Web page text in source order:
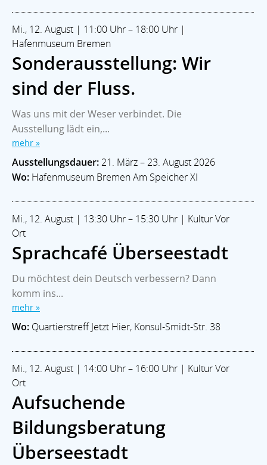
Mi., 12. August | 11:00 Uhr – 18:00 Uhr |
Hafenmuseum Bremen
Sonderausstellung: Wir
sind der Fluss.
Was uns mit der Weser verbindet. Die
Ausstellung lädt ein,...
mehr »
Ausstellungsdauer:21. März – 23. August 2026
Wo: Hafenmuseum Bremen Am Speicher XI
Mi., 12. August | 13:30 Uhr – 15:30 Uhr | Kultur Vor
Ort
Sprachcafé Überseestadt
Du möchtest dein Deutsch verbessern? Dann
komm ins...
mehr »
Wo: Quartierstreff Jetzt Hier, Konsul-Smidt-Str. 38
Mi., 12. August | 14:00 Uhr – 16:00 Uhr | Kultur Vor
Ort
Aufsuchende
Bildungsberatung
Überseestadt